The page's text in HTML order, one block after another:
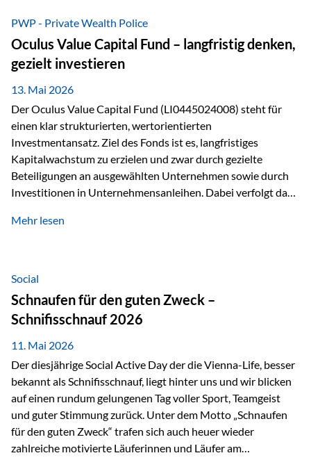
klassischer „Sicherheitsanker“ gilt, bieten Silber, Platin und
Palladium zusätzlich die Chance, von technologischen
Entwicklungen zu profitieren. Die Nachfrage entsteht nicht
nur durch Anleger, sondern vor allem durch die Industrie.
Gerade in…
PWP - Private Wealth Police
Oculus Value Capital Fund – langfristig denken,
gezielt investieren
13. Mai 2026
Der Oculus Value Capital Fund (LI0445024008) steht für
einen klar strukturierten, wertorientierten
Investmentansatz. Ziel des Fonds ist es, langfristiges
Kapitalwachstum zu erzielen und zwar durch gezielte
Beteiligungen an ausgewählten Unternehmen sowie durch
Investitionen in Unternehmensanleihen. Dabei verfolgt das
Marktbewegungen stehen im Fokus, sondern die
innerhalb der Private Wealth Police der Vienna-Life steht
der Oculus Value Capital Fund für einen langfristig
orientierten Value-Investing-Ansatz mit Fokus auf
fundamentale Unternehmensanalyse und nachhaltige
Wertentwicklung. Der Investmentansatz: Value Investing
mit Weitblick Im Zentrum steht ein…
Mehr lesen
Social
Schnaufen für den guten Zweck –
Schnifisschnauf 2026
11. Mai 2026
Der diesjährige Social Active Day der die Vienna-Life, besser
bekannt als Schnifisschnauf, liegt hinter uns und wir blicken
auf einen rundum gelungenen Tag voller Sport, Teamgeist
und guter Stimmung zurück. Unter dem Motto „Schnaufen
für den guten Zweck“ trafen sich auch heuer wieder
zahlreiche motivierte Läuferinnen und Läufer am